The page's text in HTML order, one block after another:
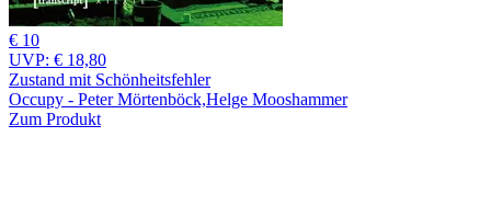
€ 10
UVP: € 18,80
Zustand mit Schönheitsfehler
Occupy - Peter Mörtenböck,Helge Mooshammer
Zum Produkt